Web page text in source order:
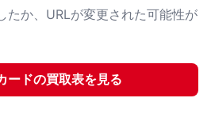
たか、URLが変更された可能性が
ードの買取表を見る